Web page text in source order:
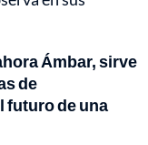
Ámbar, sirve
de
futuro de una